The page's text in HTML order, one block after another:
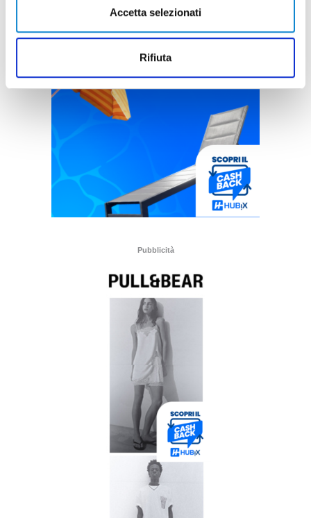
Accetta selezionati
Rifiuta
Pubblicità